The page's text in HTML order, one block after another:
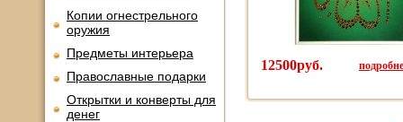
Копии огнестрельного
оружия
Предметы интерьера
Православные подарки
Открытки и конверты для
денег
12500руб.